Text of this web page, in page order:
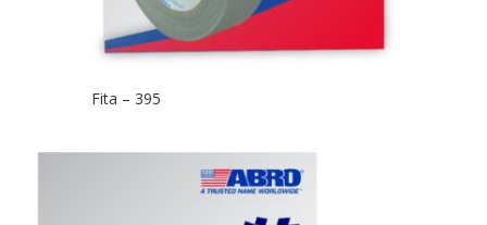
Fita – 395